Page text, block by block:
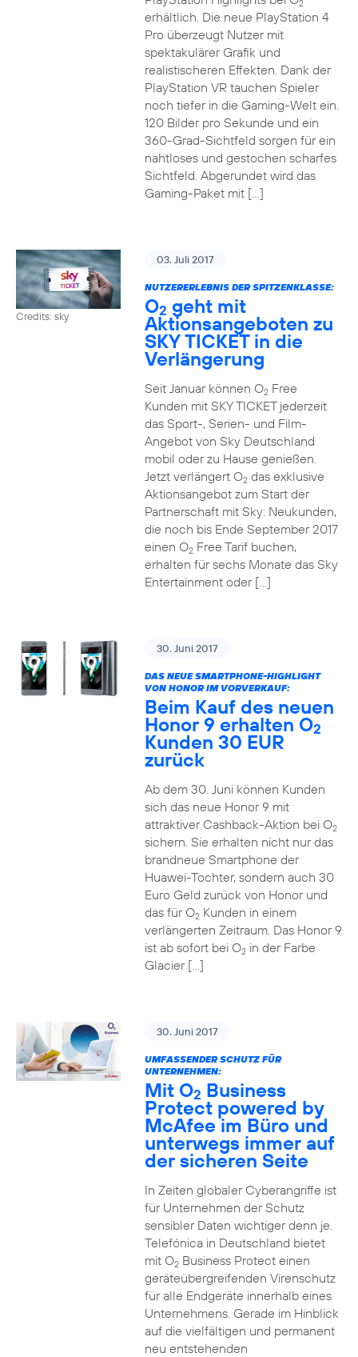
2
erhältlich. Die neue PlayStation 4
Pro überzeugt Nutzer mit
spektakulärer Grafik und
realistischeren Effekten. Dank der
PlayStation VR tauchen Spieler
noch tiefer in die Gaming-Welt ein.
120 Bilder pro Sekunde und ein
360-Grad-Sichtfeld sorgen für ein
nahtloses und gestochen scharfes
Sichtfeld. Abgerundet wird das
Gaming-Paket mit […]
Credits: sky
03. Juli 2017
NUTZERERLEBNIS DER SPITZENKLASSE:
O2 geht mit
Aktionsangeboten zu
SKY TICKET in die
Verlängerung
Seit Januar können O2Free
Kunden mit SKY TICKET jederzeit
das Sport-, Serien- und Film-
Angebot von Sky Deutschland
mobil oder zu Hause genießen.
Jetzt verlängert O2das exklusive
Aktionsangebot zum Start der
Partnerschaft mit Sky: Neukunden,
die noch bis Ende September 2017
einen O2Free Tarif buchen,
erhalten für sechs Monate das Sky
Entertainment oder […]
30. Juni 2017
DAS NEUE SMARTPHONE-HIGHLIGHT
VON HONOR IM VORVERKAUF:
Beim Kauf des neuen
Honor 9 erhalten O2
Kunden 30 EUR
zurück
Ab dem 30. Juni können Kunden
sich das neue Honor 9 mit
attraktiver Cashback-Aktion bei O2
sichern. Sie erhalten nicht nur das
brandneue Smartphone der
Huawei-Tochter, sondern auch 30
Euro Geld zurück von Honor und
das für O2Kunden in einem
verlängerten Zeitraum. Das Honor 9
ist ab sofort bei O2in der Farbe
Glacier […]
30. Juni 2017
UMFASSENDER SCHUTZ FÜR
UNTERNEHMEN:
Mit O2 Business
Protect powered by
McAfee im Büro und
unterwegs immer auf
der sicheren Seite
In Zeiten globaler Cyberangriffe ist
für Unternehmen der Schutz
sensibler Daten wichtiger denn je.
Telefónica in Deutschland bietet
mit O2Business Protect einen
geräteübergreifenden Virenschutz
für alle Endgeräte innerhalb eines
Unternehmens. Gerade im Hinblick
auf die vielfältigen und permanent
neu entstehenden